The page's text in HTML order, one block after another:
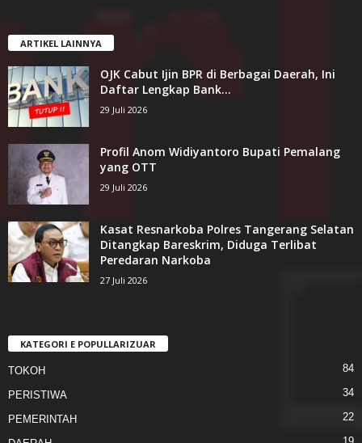
ARTIKEL LAINNYA
OJK Cabut Ijin BPR di Berbagai Daerah, Ini
Daftar Lengkap Bank...
29 Juli 2026
Profil Anom Widiyantoro Bupati Pemalang
yang OTT
29 Juli 2026
Kasat Resnarkoba Polres Tangerang Selatan
Ditangkap Bareskrim, Diduga Terlibat
Peredaran Narkoba
27 Juli 2026
KATEGORI E POPULLARIZUAR
TOKOH 84
PERISTIWA 34
PEMERINTAH 22